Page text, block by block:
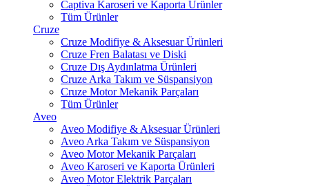
Captiva Karoseri ve Kaporta Ürünler
Tüm Ürünler
Cruze
Cruze Modifiye & Aksesuar Ürünleri
Cruze Fren Balatası ve Diski
Cruze Dış Aydınlatma Ürünleri
Cruze Arka Takım ve Süspansiyon
Cruze Motor Mekanik Parçaları
Tüm Ürünler
Aveo
Aveo Modifiye & Aksesuar Ürünleri
Aveo Arka Takım ve Süspansiyon
Aveo Motor Mekanik Parçaları
Aveo Karoseri ve Kaporta Ürünleri
Aveo Motor Elektrik Parçaları